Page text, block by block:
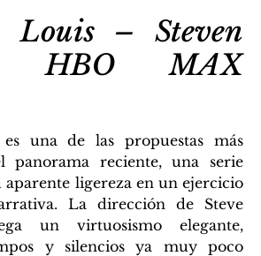
Louis – Steven
HBO MAX
una de las propuestas más
panorama reciente, una serie
aparente ligereza en un ejercicio
La dirección de Steve
un virtuosismo elegante,
y silencios ya muy poco